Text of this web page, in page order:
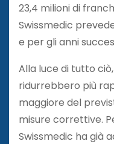
23,4 milioni di
Swissmedic
e per gli anni
Alla luce di tutto
ridurrebbero più
maggiore del
misure correttive.
Swissmedic ha già